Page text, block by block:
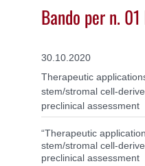
Bando per n.
30.10.2020
Therapeutic
stem/stromal cell-
preclinical assessment
“Therapeutic
stem/stromal cell-
preclinical assessment